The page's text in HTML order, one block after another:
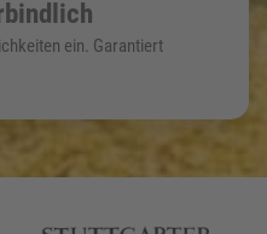
ein. Garantiert